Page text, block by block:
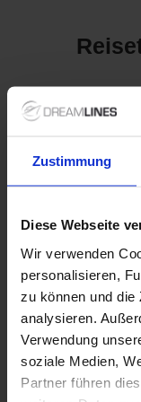
Zustimmung
Diese Webseite
Wir verwenden
personalisieren,
zu können und die
analysieren.
Verwendung
soziale Medien,
Partner führen
Ein
entdecken
mit seiner
atemberaubenden
Bei einer
beeindruckende
pulsierende Städte.
größte Fläche an
Heimat einer
Malaiische Tiger?
diese wunderbare